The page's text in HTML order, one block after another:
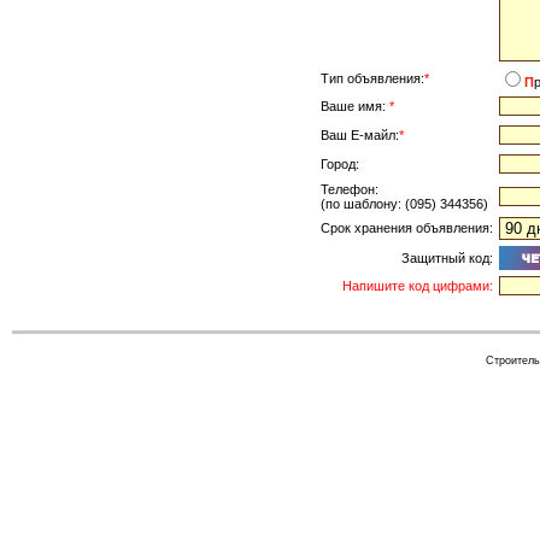
Тип объявления:* П
Ваше имя: *
Ваш Е-майл:*
Город:
Телефон:
(по шаблону: (095) 344356)
Срок хранения объявления:
Защитный код:
Напишите код цифрами: